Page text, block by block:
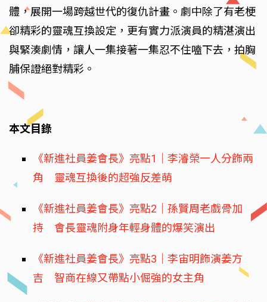
體，展開一場跨越世代的復仇計畫。劇中除了有老梗
卻精彩的靈魂互換設定，更有實力派演員的精湛演出
與緊湊劇情，讓人一集接著一集忍不住嗑下去，拍胸
脯保證絕對精彩。
本文目錄
《新進社員姜會長》亮點1｜李濬榮一人分飾兩
角 靈魂互換後的超強反差萌
《新進社員姜會長》亮點2｜孫賢周老戲骨加
持 會長靈魂附身年輕身體的爆笑演出
《新進社員姜會長》亮點3｜李宙明飾演姜方
吉 智商在線又帶點小倔強的女主角